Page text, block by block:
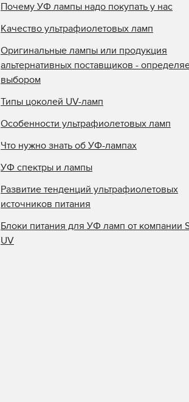
Почему УФ лампы надо покупать у нас
Качество ультрафиолетовых ламп
Оригинальные лампы или продукция
альтернативных поставщиков -
выбором
Типы цоколей UV-ламп
Особенности ультрафиолетовых ламп
Что нужно знать об УФ-лампах
УФ спектры и лампы
Развитие тенденций ультрафиолетовых
источников питания
Блоки питания для УФ ламп от компании
UV